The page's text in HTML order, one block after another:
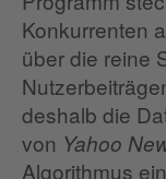
Konkurrenten
über die reine
deshalb die
von Yahoo
Algorithmus